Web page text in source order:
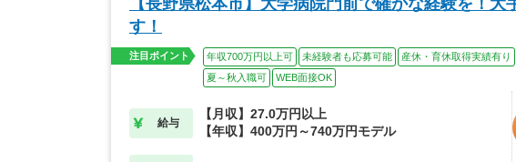
【長野県松本市】大学病院門前で確かな経験を！
す！
注目ポイント 年収700万円以上可 未経験者も応募可能 産休・育休取得実績有り
夏～秋入職可
WEB面接OK
給与
【月収】27.0万円以上
【年収】400万円～740万円モデル